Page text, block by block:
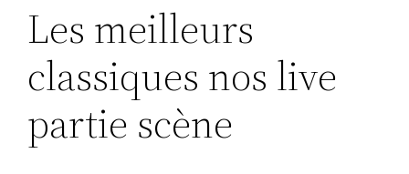
Les meilleurs
classiques nos live
partie scène